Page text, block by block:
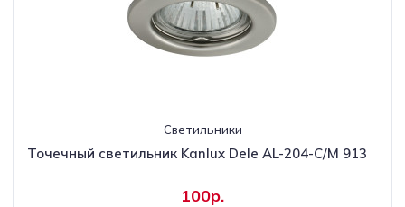
Светильники
Точечный светильник Kanlux Dele AL-204-C/M 913
100р.